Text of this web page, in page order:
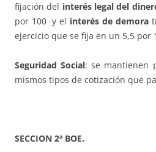
fijación del interés legal del
por 100 y el interés de demora
ejercicio que se fija en un 5,5 por
Seguridad Social: se mantienen
mismos tipos de cotización que
SECCION 2ª BOE.